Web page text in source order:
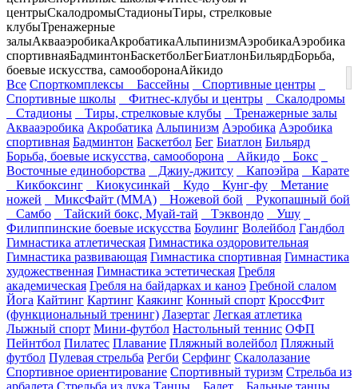
центрыСкалодромыСтадионыТиры, стрелковые
клубыТренажерные
залыАквааэробикаАкробатикаАльпинизмАэробикаАэробика
спортивнаяБадминтонБаскетболБегБиатлонБильярдБорьба,
боевые искусства, самооборонаАйкидо
Все Спорткомплексы Бассейны
Спортивные центры
Спортивные школы
Фитнес-клубы и центры
Скалодромы
Стадионы
Тиры, стрелковые клубы
Тренажерные залы
Аквааэробика Акробатика Альпинизм Аэробика Аэробика
спортивная Бадминтон Баскетбол Бег Биатлон Бильярд
Борьба, боевые искусства, самооборона
Айкидо
Бокс
Восточные единоборства
Джиу-джитсу Капоэйра
Карате
Кикбоксинг
Киокусинкай Кудо Кунг-фу
Метание
ножей
МиксФайт (ММА) Ножевой бой
Рукопашный бой
Самбо
Тайский бокс, Муай-тай Тэквондо
Ушу
Филиппинские боевые искусства Боулинг Волейбол Гандбол
Гимнастика атлетическая Гимнастика оздоровительная
Гимнастика развивающая Гимнастика спортивная Гимнастика
художественная Гимнастика эстетическая Гребля
академическая Гребля на байдарках и каноэ Гребной слалом
Йога Кайтинг Картинг Каякинг Конный спорт КроссФит
(функциональный тренинг) Лазертаг Легкая атлетика
Лыжный спорт Мини-футбол Настольный теннис ОФП
Пейнтбол Пилатес Плавание Пляжный волейбол Пляжный
футбол Пулевая стрельба Регби Серфинг Скалолазание
Спортивное ориентирование Спортивный туризм Стрельба из
арбалета Стрельба из лука Танцы Балет
Бальные танцы